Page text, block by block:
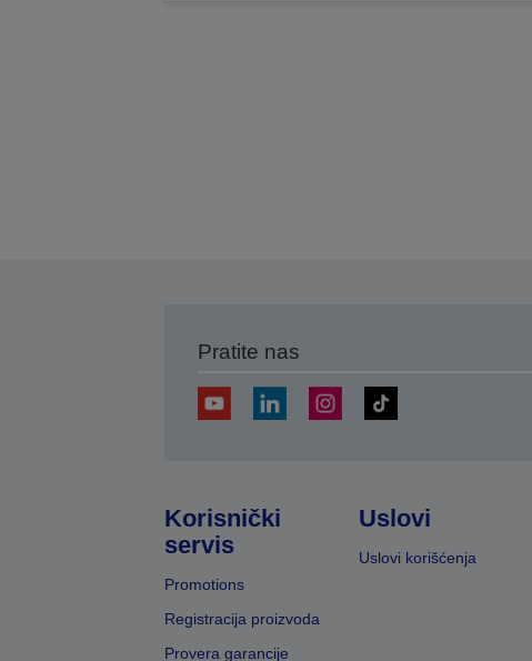
Pratite nas
Korisnički
servis
Promotions
Registracija proizvoda
Provera garancije
Uslovi
Uslovi korišćenja